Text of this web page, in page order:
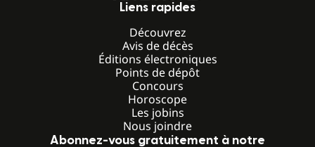
Liens rapides
Découvrez
Avis de décès
Éditions électroniques
Points de dépôt
Concours
Horoscope
Les jobins
Nous joindre
Abonnez-vous gratuitement à notre